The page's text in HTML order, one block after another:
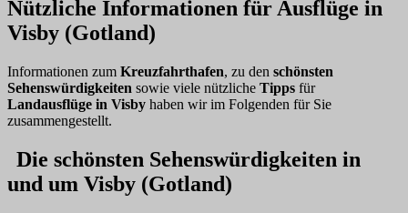
Nützliche Informationen für Ausflüge in
Visby (Gotland)
Informationen zum Kreuzfahrthafen, zu den schönsten
Sehenswürdigkeiten sowie viele nützliche Tipps für
Landausflüge in Visby haben wir im Folgenden für Sie
zusammengestellt.
Die schönsten Sehenswürdigkeiten in
und um Visby (Gotland)